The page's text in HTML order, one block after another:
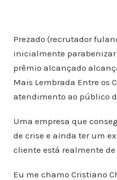
Prezado (recrutador
inicialmente parabenizar
prêmio alcançado
Mais Lembrada Entre os
atendimento ao público
Uma empresa que
de crise e ainda ter um
cliente está realmente de
Eu me chamo Cristiano